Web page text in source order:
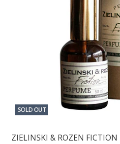
SOLD OUT
ZIELINSKI & ROZEN